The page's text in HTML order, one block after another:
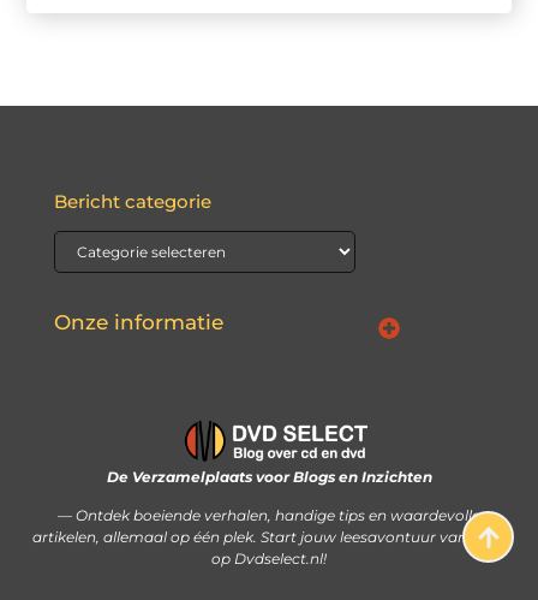
De Verzamelplaats voor Blogs en Inzichten
— Ontdek boeiende verhalen, handige tips en waardevolle
artikelen, allemaal op één plek. Start jouw leesavontuur vandaag
op Dvdselect.nl!
Onze informatie
Bericht categorie